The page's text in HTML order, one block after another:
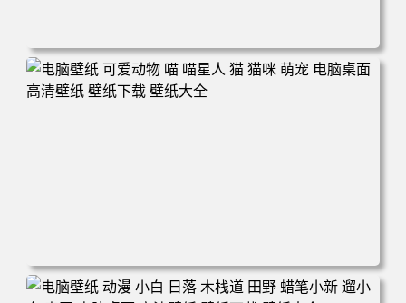
电脑壁纸 动漫 冬季 公交车 朱迪狐尼克 4K 电脑壁纸 3840x2
160 电脑桌面 高清壁纸 壁纸下载 壁纸大全
电脑壁纸 可爱动物 喵 喵星人 猫 猫咪 萌宠 电脑桌面 高清壁